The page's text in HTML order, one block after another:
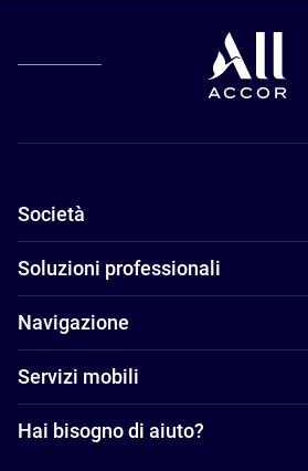
Società
Soluzioni professionali
Navigazione
Servizi mobili
Hai bisogno di aiuto?